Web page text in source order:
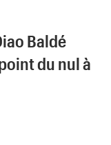
Baldé
du nul à